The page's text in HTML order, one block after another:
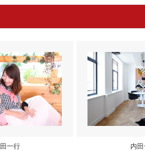
一行 内